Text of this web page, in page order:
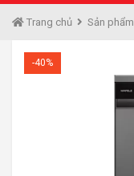
Trang chủ Sản phẩm
-40%